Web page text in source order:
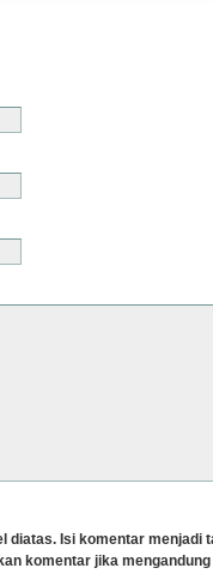
Isi komentar menjadi
komentar jika